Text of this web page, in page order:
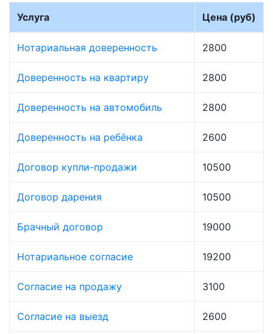
Услуга Цена (руб)
Нотариальная доверенность 2800
Доверенность на квартиру 2800
Доверенность на автомобиль 2800
Доверенность на ребёнка 2600
Договор купли-продажи 10500
Договор дарения 10500
Брачный договор 19000
Нотариальное согласие 19200
Согласие на продажу 3100
Согласие на выезд 2600